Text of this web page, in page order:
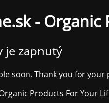
-
je zapnutý
soon. Thank you for your
Products For Your